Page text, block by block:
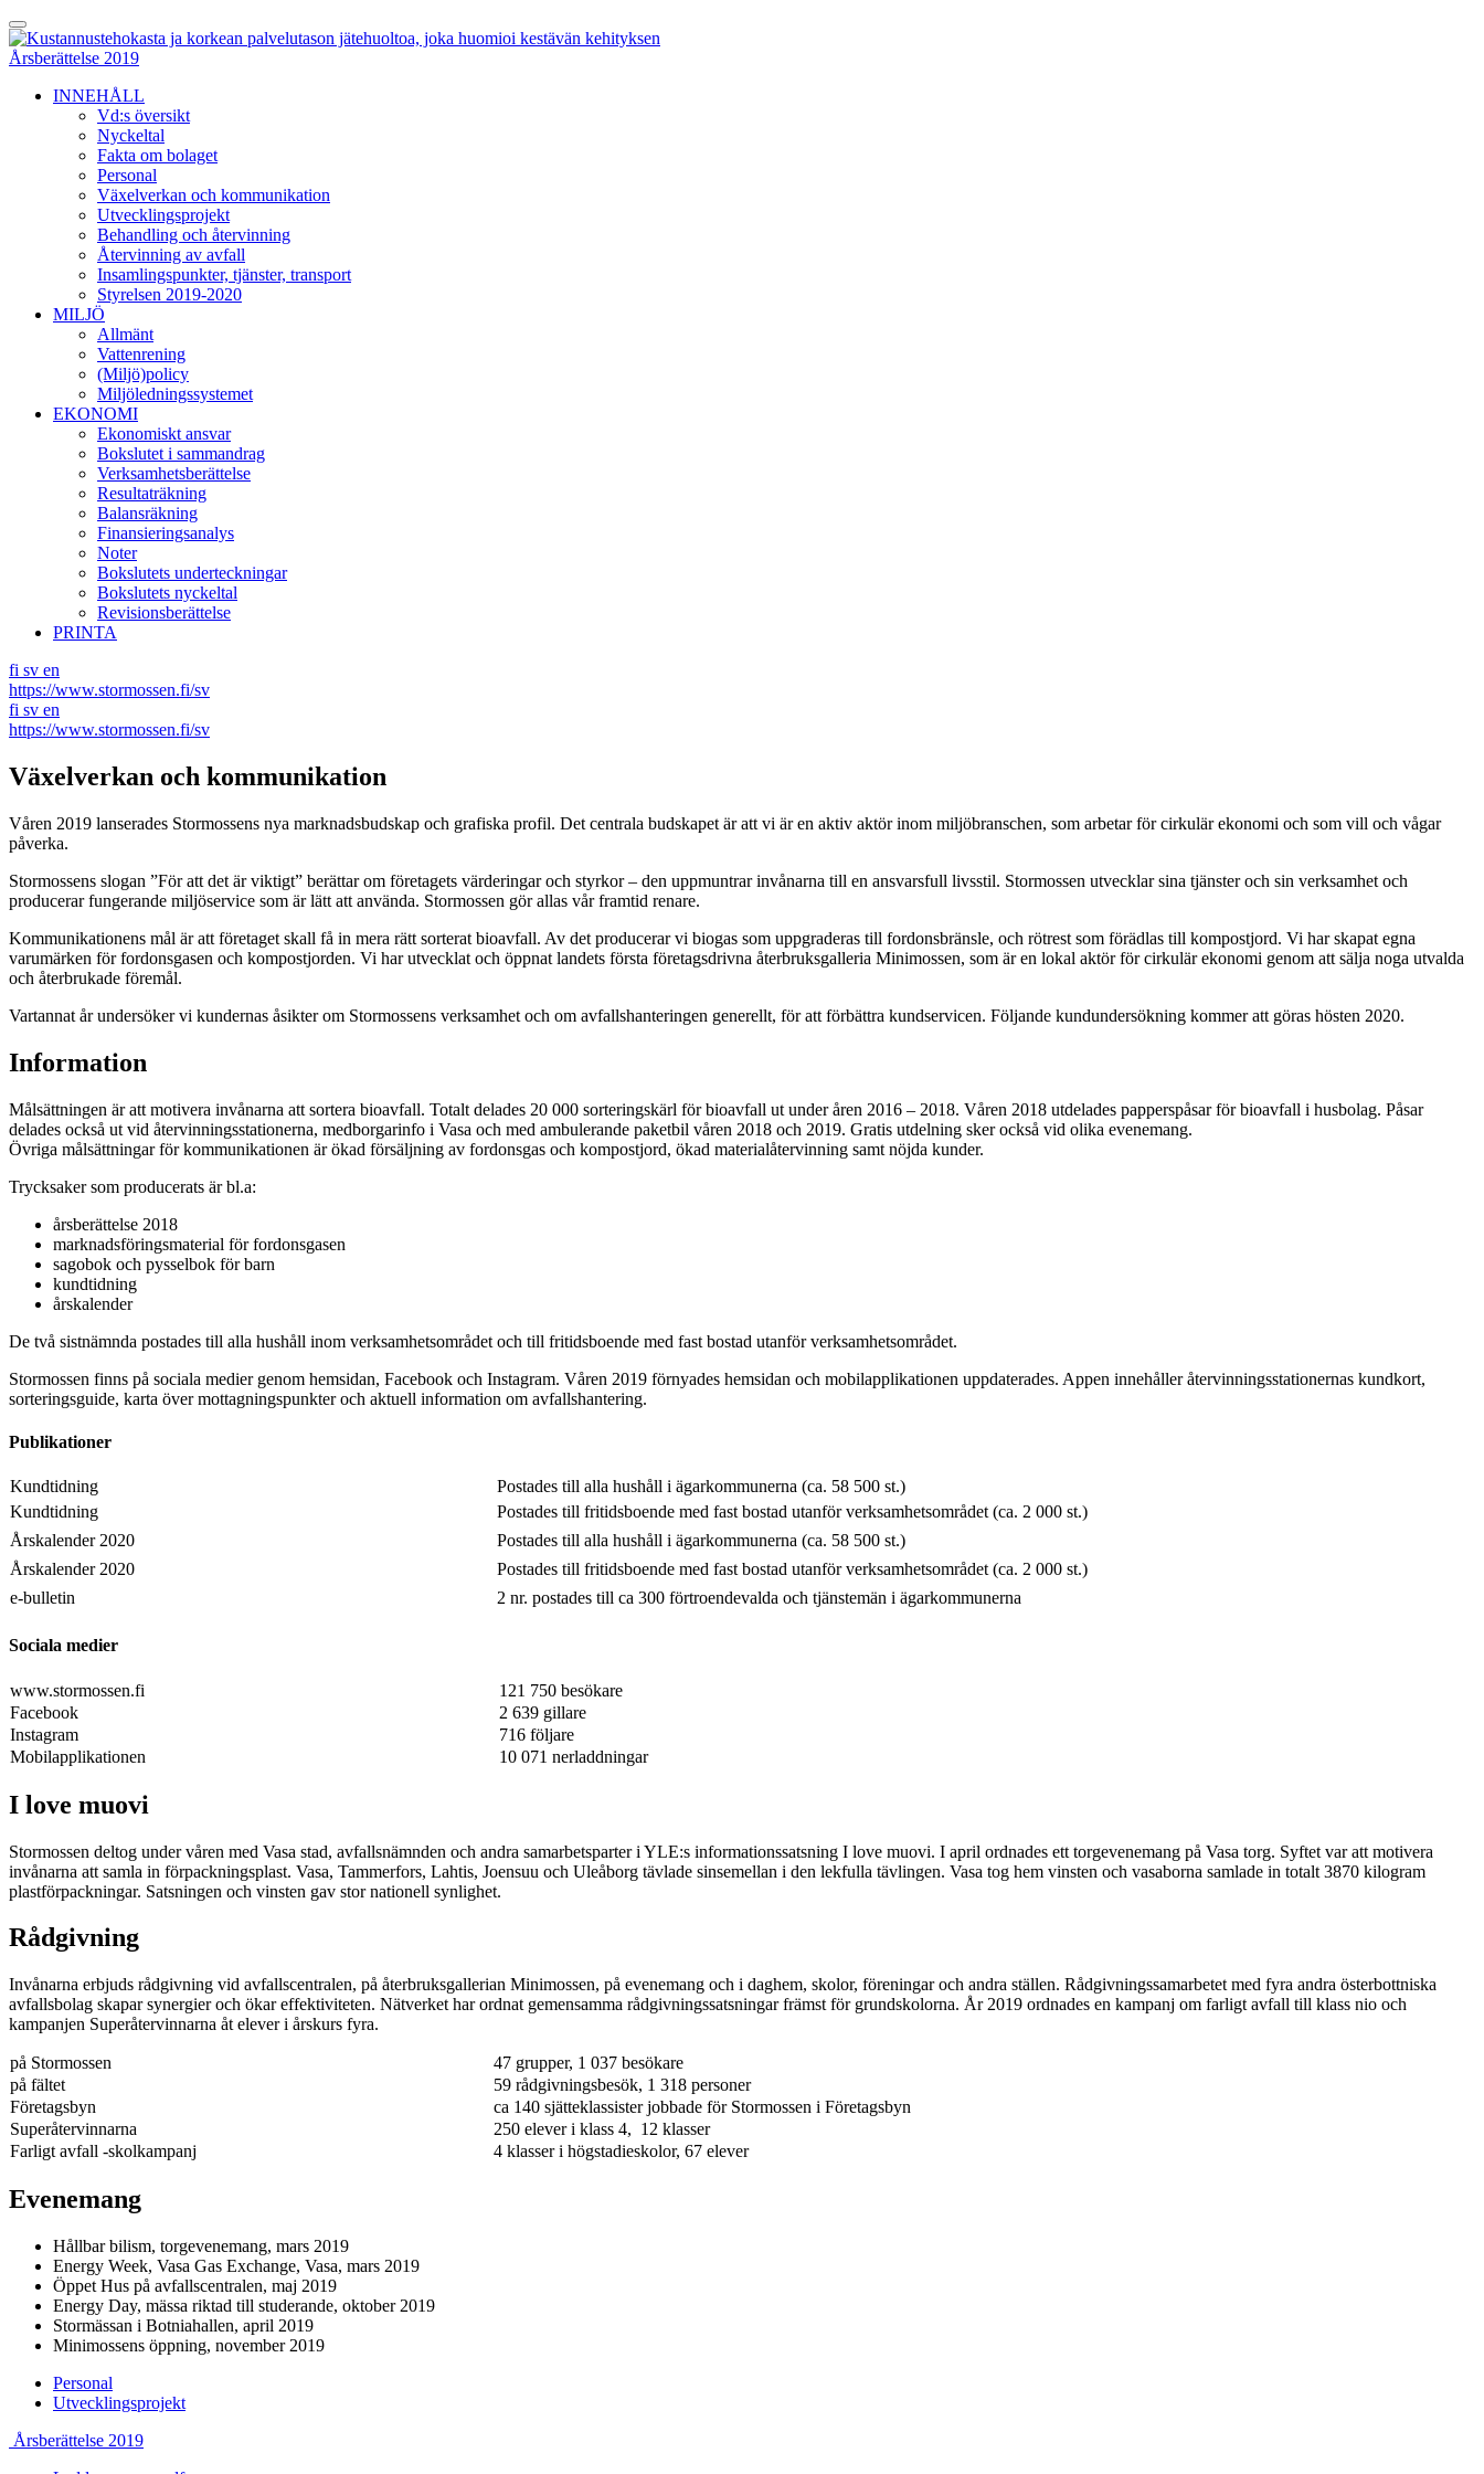
Skip
to
content
Toggle
Menu
Årsberättelse 2019
INNEHÅLL
Vd:s översikt
Nyckeltal
Fakta om bolaget
Personal
Växelverkan och kommunikation
Utvecklingsprojekt
Behandling och återvinning
Återvinning av avfall
Insamlingspunkter, tjänster, transport
Styrelsen 2019-2020
MILJÖ
Allmänt
Vattenrening
(Miljö)policy
Miljöledningssystemet
EKONOMI
Ekonomiskt ansvar
Bokslutet i sammandrag
Verksamhetsberättelse
Resultaträkning
Balansräkning
Finansieringsanalys
Noter
Bokslutets underteckningar
Bokslutets nyckeltal
Revisionsberättelse
PRINTA
fi sv en
https://www.stormossen.fi/sv
fi sv en
https://www.stormossen.fi/sv
Växelverkan och kommunikation
Våren 2019 lanserades Stormossens nya marknadsbudskap och grafiska profil. Det centrala budskapet är att vi är en aktiv aktör inom miljöbranschen, som arbetar för cirkulär ekonomi och som vill och vågar
påverka.
Stormossens slogan ”För att det är viktigt” berättar om företagets värderingar och styrkor – den uppmuntrar invånarna till en ansvarsfull livsstil. Stormossen utvecklar sina tjänster och sin verksamhet och
producerar fungerande miljöservice som är lätt att använda. Stormossen gör allas vår framtid renare.
Kommunikationens mål är att företaget skall få in mera rätt sorterat bioavfall. Av det producerar vi biogas som uppgraderas till fordonsbränsle, och rötrest som förädlas till kompostjord. Vi har skapat egna
varumärken för fordonsgasen och kompostjorden. Vi har utvecklat och öppnat landets första företagsdrivna återbruksgalleria Minimossen, som är en lokal aktör för cirkulär ekonomi genom att sälja noga utvalda
och återbrukade föremål.
Vartannat år undersöker vi kundernas åsikter om Stormossens verksamhet och om avfallshanteringen generellt, för att förbättra kundservicen. Följande kundundersökning kommer att göras hösten 2020.
Information
Målsättningen är att motivera invånarna att sortera bioavfall. Totalt delades 20 000 sorteringskärl för bioavfall ut under åren 2016 – 2018. Våren 2018 utdelades papperspåsar för bioavfall i husbolag. Påsar
delades också ut vid återvinningsstationerna, medborgarinfo i Vasa och med ambulerande paketbil våren 2018 och 2019. Gratis utdelning sker också vid olika evenemang.
Övriga målsättningar för kommunikationen är ökad försäljning av fordonsgas och kompostjord, ökad materialåtervinning samt nöjda kunder.
Trycksaker som producerats är bl.a:
årsberättelse 2018
marknadsföringsmaterial för fordonsgasen
sagobok och pysselbok för barn
kundtidning
årskalender
De två sistnämnda postades till alla hushåll inom verksamhetsområdet och till fritidsboende med fast bostad utanför verksamhetsområdet.
Stormossen finns på sociala medier genom hemsidan, Facebook och Instagram. Våren 2019 förnyades hemsidan och mobilapplikationen uppdaterades. Appen innehåller återvinningsstationernas kundkort,
sorteringsguide, karta över mottagningspunkter och aktuell information om avfallshantering.
Publikationer
Kundtidning
Postades till alla hushåll i ägarkommunerna (ca. 58 500 st.)
Kundtidning
Postades till fritidsboende med fast bostad utanför verksamhetsområdet (ca. 2 000 st.)
Årskalender 2020
Postades till alla hushåll i ägarkommunerna (ca. 58 500 st.)
Årskalender 2020
Postades till fritidsboende med fast bostad utanför verksamhetsområdet (ca. 2 000 st.)
e-bulletin
2 nr. postades till ca 300 förtroendevalda och tjänstemän i ägarkommunerna
Sociala medier
www.stormossen.fi
121 750 besökare
Facebook
2 639 gillare
Instagram
716 följare
Mobilapplikationen
10 071 nerladdningar
I love muovi
Stormossen deltog under våren med Vasa stad, avfallsnämnden och andra samarbetsparter i YLE:s informationssatsning I love muovi. I april ordnades ett torgevenemang på Vasa torg. Syftet var att motivera
invånarna att samla in förpackningsplast. Vasa, Tammerfors, Lahtis, Joensuu och Uleåborg tävlade sinsemellan i den lekfulla tävlingen. Vasa tog hem vinsten och vasaborna samlade in totalt 3870 kilogram
plastförpackningar. Satsningen och vinsten gav stor nationell synlighet.
Rådgivning
Invånarna erbjuds rådgivning vid avfallscentralen, på återbruksgallerian Minimossen, på evenemang och i daghem, skolor, föreningar och andra ställen. Rådgivningssamarbetet med fyra andra österbottniska
avfallsbolag skapar synergier och ökar effektiviteten. Nätverket har ordnat gemensamma rådgivningssatsningar främst för grundskolorna. År 2019 ordnades en kampanj om farligt avfall till klass nio och
kampanjen Superåtervinnarna åt elever i årskurs fyra.
på Stormossen
47 grupper, 1 037 besökare
på fältet
59 rådgivningsbesök, 1 318 personer
Företagsbyn
ca 140 sjätteklassister jobbade för Stormossen i Företagsbyn
Superåtervinnarna
250 elever i klass 4, 12 klasser
Farligt avfall -skolkampanj
4 klasser i högstadieskolor, 67 elever
Evenemang
Hållbar bilism, torgevenemang, mars 2019
Energy Week, Vasa Gas Exchange, Vasa, mars 2019
Öppet Hus på avfallscentralen, maj 2019
Energy Day, mässa riktad till studerande, oktober 2019
Stormässan i Botniahallen, april 2019
Minimossens öppning, november 2019
Previous
page:
Personal
Next
Utvecklingsprojekt
Previous
Next
Årsberättelse 2019